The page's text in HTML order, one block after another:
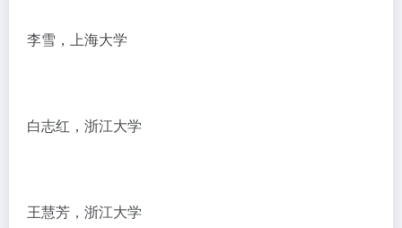
李雪，上海大学
白志红，浙江大学
王慧芳，浙江大学